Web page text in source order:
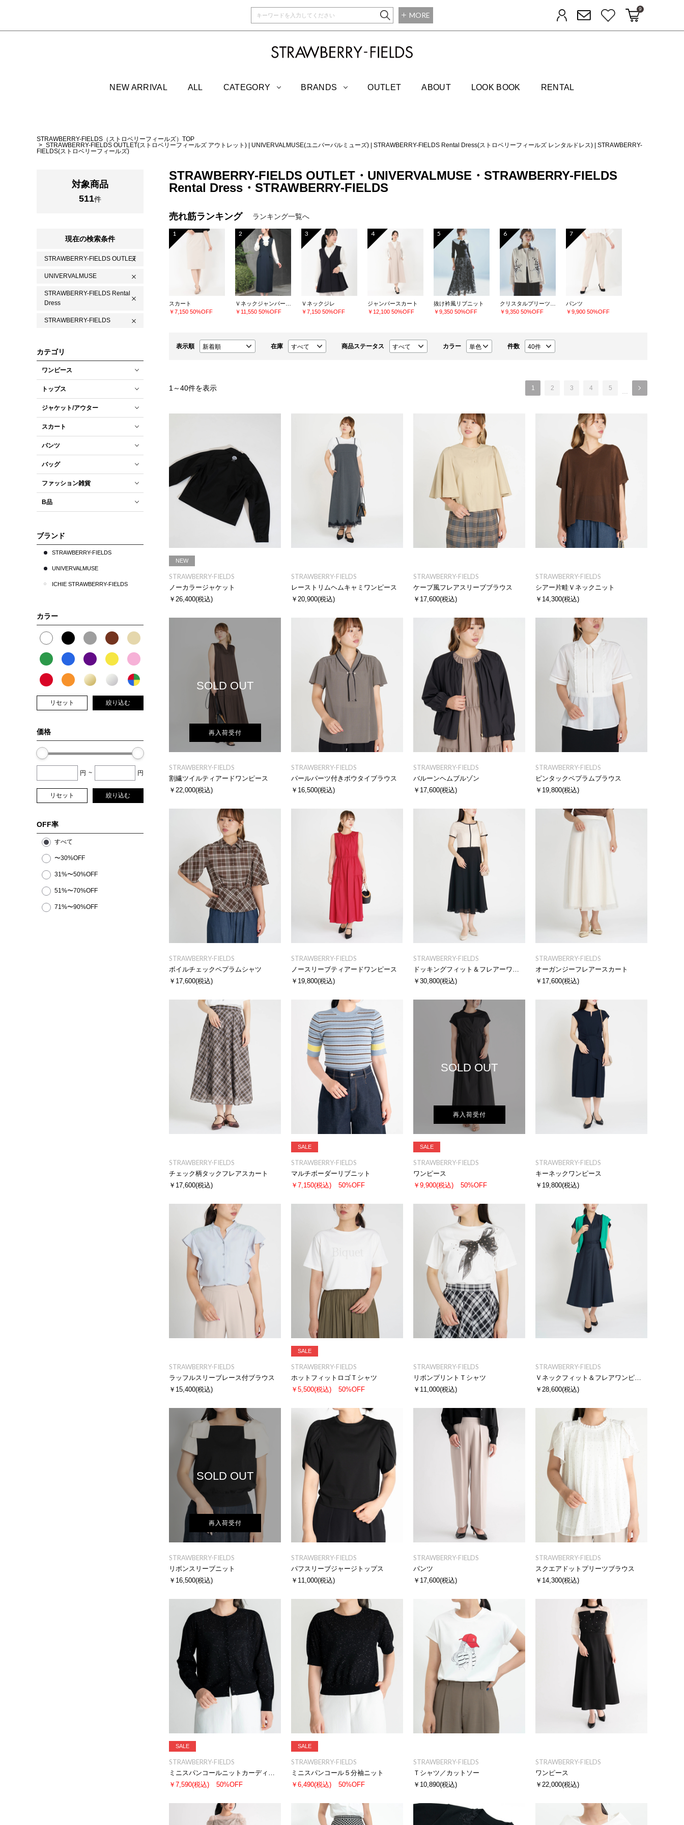
MORE ログイン メルマガ登録お気に入りカートに入れる
9
NEW ARRIVAL ALL CATEGORY BRANDS OUTLET ABOUT LOOK BOOK RENTAL
STRAWBERRY-FIELDS（ストロベリーフィールズ）TOP
STRAWBERRY-FIELDS OUTLET(ストロベリーフィールズ アウトレット)
UNIVERVALMUSE(ユニバーバルミューズ) STRAWBERRY-FIELDS Rental Dress(ストロベリーフィールズ レンタルドレス)
STRAWBERRY-
FIELDS(ストロベリーフィールズ)
対象商品
511件
現在の検索条件
STRAWBERRY-FIELDS OUTLET
UNIVERVALMUSE
STRAWBERRY-FIELDS Rental
Dress
STRAWBERRY-FIELDS
カテゴリ
ワンピース
トップス
ジャケット/アウター
スカート
パンツ
バッグ
ファッション雑貨
B品
ブランド
STRAWBERRY-FIELDS
UNIVERVALMUSE
ICHIE STRAWBERRY-FIELDS
カラー
リセット 絞り込む
価格
円 ~ 円
リセット 絞り込む
OFF率
すべて
〜30%OFF
31%〜50%OFF
51%〜70%OFF
71%〜90%OFF
STRAWBERRY-FIELDS OUTLET・UNIVERVALMUSE・STRAWBERRY-FIELDS
Rental Dress・STRAWBERRY-FIELDS
売れ筋ランキング ランキング一覧へ
1
スカート
￥7,150 50%OFF
2
￥11,550 50%OFF
3
Ｖネックジレ
￥7,150 50%OFF
4
ジャンパースカート
￥12,100 50%OFF
5
抜け衿風リブニット
￥9,350 50%OFF
6
￥9,350 50%OFF
7
パンツ
￥9,900 50%OFF
表示順 在庫 商品ステータス カラー 件数
1 ～40件を表示 1 2 3 4 5 …
NEW
STRAWBERRY-FIELDS
ノーカラージャケット
￥26,400(税込)
STRAWBERRY-FIELDS
レーストリムヘムキャミワンピース
￥20,900(税込)
STRAWBERRY-FIELDS
ケープ風フレアスリーブブラウス
￥17,600(税込)
STRAWBERRY-FIELDS
シアー片畦Ｖネックニット
￥14,300(税込)
SOLD OUT
再入荷受付
STRAWBERRY-FIELDS
割繊ツイルティアードワンピース
￥22,000(税込)
STRAWBERRY-FIELDS
パールパーツ付きボウタイブラウス
￥16,500(税込)
STRAWBERRY-FIELDS
バルーンヘムブルゾン
￥17,600(税込)
STRAWBERRY-FIELDS
ピンタックペプラムブラウス
￥19,800(税込)
STRAWBERRY-FIELDS
ボイルチェックペプラムシャツ
￥17,600(税込)
STRAWBERRY-FIELDS
ノースリーブティアードワンピース
￥19,800(税込)
STRAWBERRY-FIELDS
ドッキングフィット＆フレアーワンピース
￥30,800(税込)
STRAWBERRY-FIELDS
オーガンジーフレアースカート
￥17,600(税込)
STRAWBERRY-FIELDS
チェック柄タックフレアスカート
￥17,600(税込)
SALE
STRAWBERRY-FIELDS
マルチボーダーリブニット
￥7,150(税込) 50%OFF
SOLD OUT
再入荷受付
SALE
STRAWBERRY-FIELDS
ワンピース
￥9,900(税込) 50%OFF
STRAWBERRY-FIELDS
キーネックワンピース
￥19,800(税込)
STRAWBERRY-FIELDS
ラッフルスリーブレース付ブラウス
￥15,400(税込)
SALE
STRAWBERRY-FIELDS
ホットフィットロゴＴシャツ
￥5,500(税込) 50%OFF
STRAWBERRY-FIELDS
リボンプリントＴシャツ
￥11,000(税込)
STRAWBERRY-FIELDS
Ｖネックフィット＆フレアワンピース
￥28,600(税込)
SOLD OUT
再入荷受付
STRAWBERRY-FIELDS
リボンスリーブニット
￥16,500(税込)
STRAWBERRY-FIELDS
パフスリーブジャージトップス
￥11,000(税込)
STRAWBERRY-FIELDS
パンツ
￥17,600(税込)
STRAWBERRY-FIELDS
スクエアドットプリーツブラウス
￥14,300(税込)
SALE
STRAWBERRY-FIELDS
ミニスパンコールニットカーディガン
￥7,590(税込) 50%OFF
SALE
STRAWBERRY-FIELDS
ミニスパンコール５分袖ニット
￥6,490(税込) 50%OFF
STRAWBERRY-FIELDS
Ｔシャツ／カットソー
￥10,890(税込)
STRAWBERRY-FIELDS
ワンピース
￥22,000(税込)